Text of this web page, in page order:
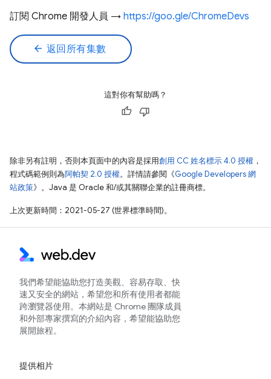
訂閱 Chrome 開發人員 → https://goo.gle/ChromeDevs
arrow_back 返回所有集數
這對你有幫助嗎？
除非另有註明，否則本頁面中的內容是採用創用 CC 姓名標示 4.0 授權 ，
程式碼範例則為阿帕契 2.0 授權。詳情請參閱《Google Developers 網
站政策》。Java 是 Oracle 和/或其關聯企業的註冊商標。
上次更新時間：2021-05-27 (世界標準時間)。
我們希望能協助您打造美觀、容易存取、快
速又安全的網站，希望您和所有使用者都能
跨瀏覽器使用。本網站是 Chrome 團隊成員
和外部專家撰寫的介紹內容，希望能協助您
展開旅程。
提供相片